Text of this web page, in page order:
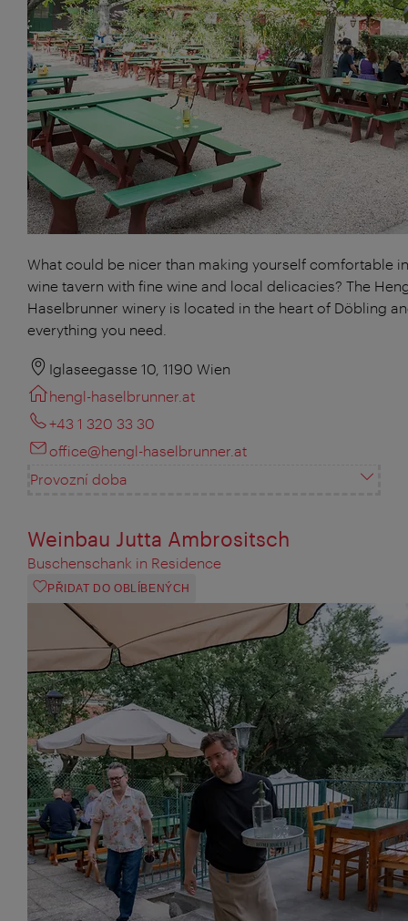
What could be nicer than making yourself comfortable
wine tavern with fine wine and local delicacies? The
Haselbrunner winery is located in the heart of Döbling
everything you need.
Iglaseegasse 10, 1190 Wien
hengl-haselbrunner.at
+43 1 320 33 30
office@hengl-haselbrunner.at
Provozní doba
Weinbau Jutta Ambrositsch
Buschenschank in Residence
PŘIDAT DO OBLÍBENÝCH